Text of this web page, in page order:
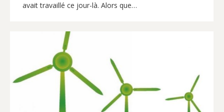
avait travaillé ce jour-là. Alors que…